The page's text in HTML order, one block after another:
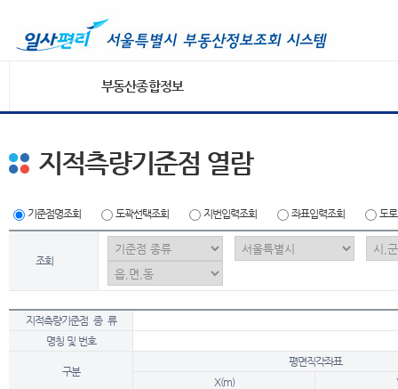
부동산종합정보
지적측량기준점 열람
기준점명조회 도곽선택조회 지번입력조회 좌표입력조회 도
조회
지적측량기준점 종 류
명칭 및 번호
구분
평면직각좌표
X(m)